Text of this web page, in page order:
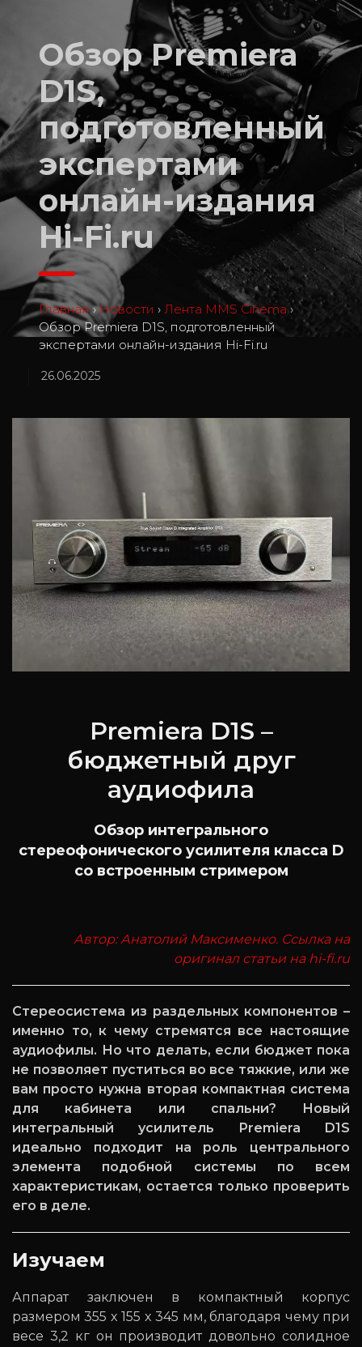
Обзор Premiera
D1S,
подготовленный
экспертами
онлайн-издания
Hi-Fi.ru
Главная › Новости › Лента MMS Cinema ›
Обзор Premiera D1S, подготовленный
экспертами онлайн-издания Hi-Fi.ru
26.06.2025
Premiera D1S –
бюджетный друг
аудиофила
Обзор интегрального
стереофонического усилителя класса D
со встроенным стримером
Автор: Анатолий Максименко. Ссылка на
оригинал статьи на hi-fi.ru
Стереосистема из раздельных компонентов –
именно то, к чему стремятся все настоящие
аудиофилы. Но что делать, если бюджет пока
не позволяет пуститься во все тяжкие, или же
вам просто нужна вторая компактная система
для кабинета или спальни? Новый
интегральный усилитель Premiera D1S
идеально подходит на роль центрального
элемента подобной системы по всем
характеристикам, остается только проверить
его в деле.
Изучаем
Аппарат заключен в компактный корпус
размером 355 x 155 x 345 мм, благодаря чему при
весе 3,2 кг он производит довольно солидное